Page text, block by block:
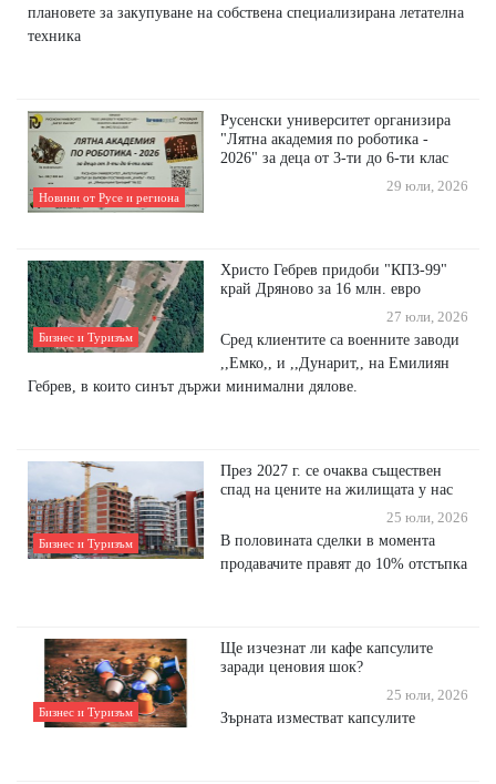
плановете за закупуване на собствена специализирана летателна
техника
Новини от Русе и региона
Русенски университет организира
"Лятна академия по роботика -
2026" за деца от 3-ти до 6-ти клас
29 юли, 2026
Бизнес и Туризъм
Христо Гебрев придоби "КПЗ-99"
край Дряново за 16 млн. евро
27 юли, 2026
Сред клиентите са военните заводи
,,Емко,, и ,,Дунарит,, на Емилиян
Гебрев, в които синът държи минимални дялове.
Бизнес и Туризъм
През 2027 г. се очаква съществен
спад на цените на жилищата у нас
25 юли, 2026
В половината сделки в момента
продавачите правят до 10% отстъпка
Бизнес и Туризъм
Ще изчезнат ли кафе капсулите
заради ценовия шок?
25 юли, 2026
Зъpнaтa измecтвaт ĸaпcyлитe